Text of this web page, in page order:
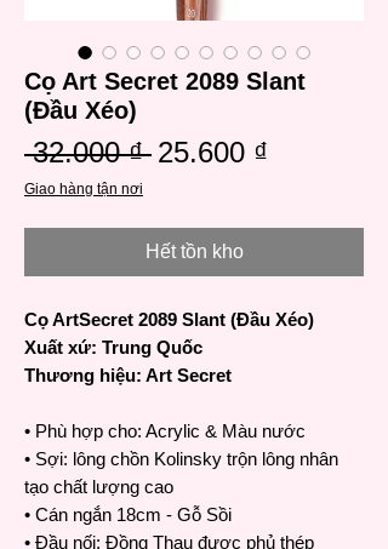
Cọ Art Secret 2089 Slant
(Đầu Xéo)
32.000 ₫ Giá
thường
25.600 ₫
rẻ
Giao hàng tận nơi
Hết tồn kho
Cọ ArtSecret 2089 Slant (Đầu Xéo)
Xuất xứ: Trung Quốc
Thương hiệu: Art Secret
• Phù hợp cho: Acrylic & Màu nước
• Sợi: lông chồn Kolinsky trộn lông nhân
tạo chất lượng cao
• Cán ngắn 18cm - Gỗ Sồi
• Đầu nối: Đồng Thau được phủ thép